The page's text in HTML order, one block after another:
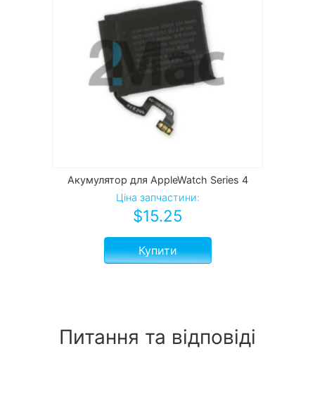
Акумулятор для AppleWatch Series 4
Ціна запчастини:
$15.25
Купити
Питання та відповіді